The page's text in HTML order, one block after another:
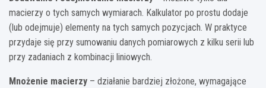
macierzy o tych samych wymiarach. Kalkulator po prostu dodaje
(lub odejmuje) elementy na tych samych pozycjach. W praktyce
przydaje się przy sumowaniu danych pomiarowych z kilku serii lub
przy zadaniach z kombinacji liniowych.
Mnożenie macierzy – działanie bardziej złożone, wymagające